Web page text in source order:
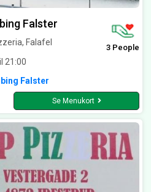
Falster
Falafel
21:00
3 People
Falster
Se Menukort